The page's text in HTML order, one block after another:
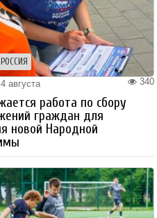
340
августа
работа по сбору
граждан для
новой Народной